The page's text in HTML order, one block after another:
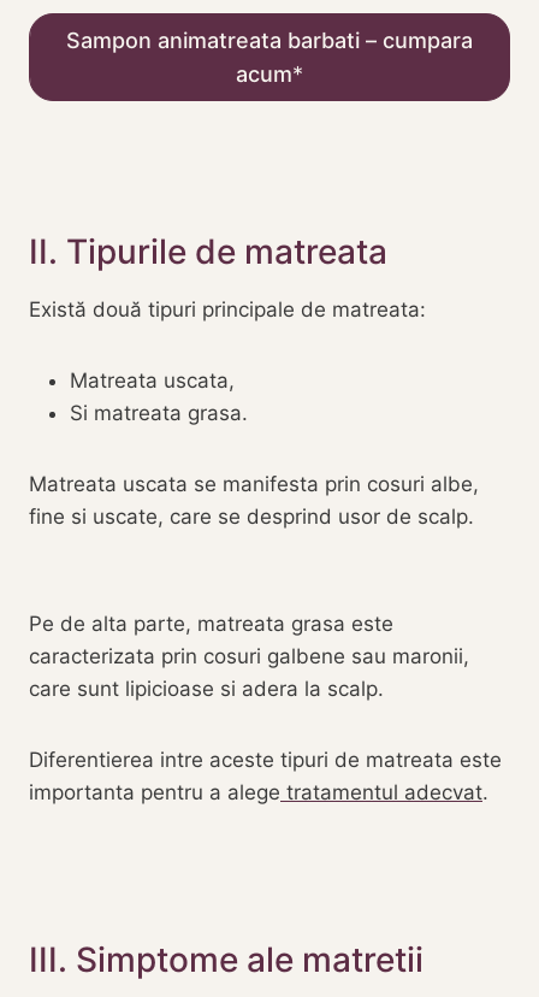
Sampon animatreata barbati – cumpara
acum
II. Tipurile de matreata
Există două tipuri principale de matreata:
Matreata uscata,
Si matreata grasa.
Matreata uscata se manifesta prin cosuri albe,
fine si uscate, care se desprind usor de scalp.
Pe de alta parte, matreata grasa este
caracterizata prin cosuri galbene sau maronii,
care sunt lipicioase si adera la scalp.
Diferentierea intre aceste tipuri de matreata este
importanta pentru a alege tratamentul adecvat.
III. Simptome ale matretii